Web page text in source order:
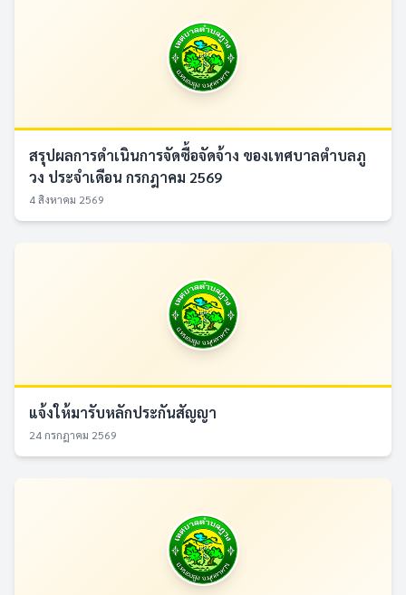
สรุปผลการดำเนินการจัดซื้อจัดจ้าง ของเทศบาลตำบลภู
วง ประจำเดือน กรกฎาคม 2569
4 สิงหาคม 2569
แจ้งให้มารับหลักประกันสัญญา
24 กรกฎาคม 2569